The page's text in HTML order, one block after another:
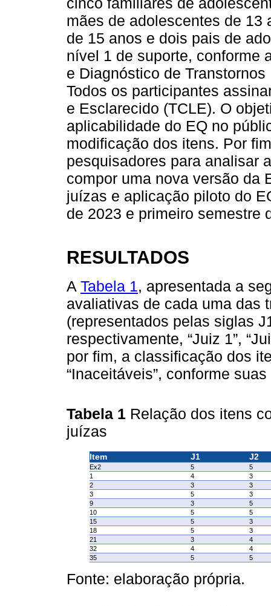
mães de adolescentes de 13
de 15 anos e dois pais de
nível 1 de suporte, conforme
e Diagnóstico de
Todos os participantes
e Esclarecido (TCLE). O
aplicabilidade do EQ no
modificação dos itens. Por
pesquisadores para analisar
compor uma nova versão da
juízas e aplicação piloto do
de 2023 e primeiro semestre
RESULTADOS
A Tabela 1, apresentada a
avaliativas de cada uma das
(representados pelas siglas
respectivamente, “Juiz 1”,
por fim, a classificação dos
“Inaceitáveis”, conforme
Tabela 1 Relação dos itens
juízas
Item J1 J2
Ex2 5
5
1
4
3
2
3
3
3
5
3
9
3
5
10
5
5
15
5
3
18
5
3
21
3
4
32
4
4
35
5 5
Fonte: elaboração própria.